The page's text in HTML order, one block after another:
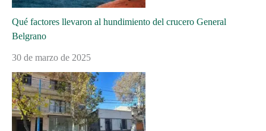
Qué factores llevaron al hundimiento del crucero General
Belgrano
30 de marzo de 2025